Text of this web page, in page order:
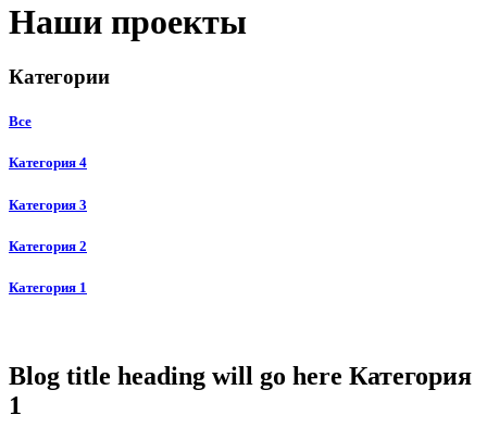
Наши проекты
Категории
Все
Категория 4
Категория 3
Категория 2
Категория 1
Blog title heading will go here Категория
1